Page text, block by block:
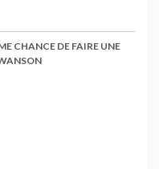
CHANCE DE FAIRE UNE